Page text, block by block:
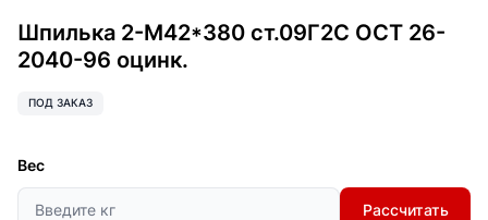
Шпилька 2-М42*380 ст.09Г2С ОСТ 26-
2040-96 оцинк.
ПОД ЗАКАЗ
Вес
Рассчитать